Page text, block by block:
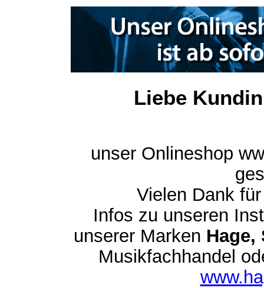
Liebe
unser Onlineshop
Vielen Dank
Infos zu unseren
unserer Marken Hage,
Musikfachhandel